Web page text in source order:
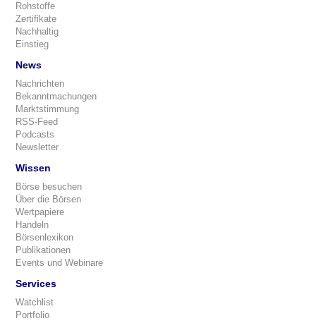
Rohstoffe
Zertifikate
Nachhaltig
Einstieg
News
Nachrichten
Bekanntmachungen
Marktstimmung
RSS-Feed
Podcasts
Newsletter
Wissen
Börse besuchen
Über die Börsen
Wertpapiere
Handeln
Börsenlexikon
Publikationen
Events und Webinare
Services
Watchlist
Portfolio